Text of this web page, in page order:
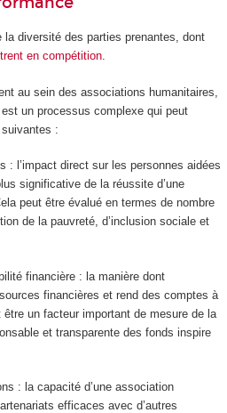
la diversité des parties prenantes, dont
en compétition.
au sein des associations humanitaires,
un processus complexe qui peut
suivantes :
: l’impact direct sur les personnes aidées
significative de la réussite d’une
peut être évalué en termes de nombre
de la pauvreté, d’inclusion sociale et
financière : la manière dont
financières et rend des comptes à
un facteur important de mesure de la
et transparente des fonds inspire
: la capacité d’une association
efficaces avec d’autres